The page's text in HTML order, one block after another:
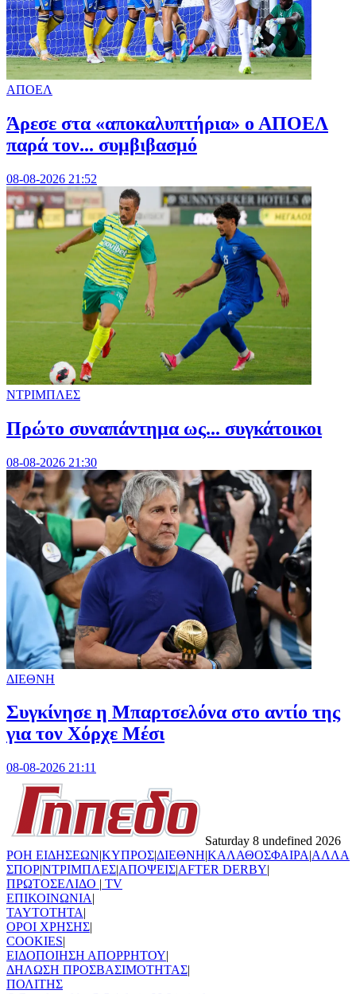
ΑΠΟΕΛ
Άρεσε στα «αποκαλυπτήρια» ο ΑΠΟΕΛ
παρά τον... συμβιβασμό
08-08-2026 21:52
ΝΤΡΙΜΠΛΕΣ
Πρώτο συναπάντημα ως... συγκάτοικοι
08-08-2026 21:30
ΔΙΕΘΝΗ
Συγκίνησε η Μπαρτσελόνα στο αντίο της
για τον Χόρχε Μέσι
08-08-2026 21:11
Saturday 8 undefined 2026
ΡΟΗ ΕΙΔΗΣΕΩΝ|ΚΥΠΡΟΣ|ΔΙΕΘΝΗ|ΚΑΛΑΘΟΣΦΑΙΡΑ|ΑΛΛΑ
ΣΠΟΡ|ΝΤΡΙΜΠΛΕΣ|ΑΠΟΨΕΙΣ|AFTER DERBY|
ΠΡΩΤΟΣΕΛΙΔΟ | TV
ΕΠΙΚΟΙΝΩΝΙΑ|
TAYTOTHTA|
ΟΡΟΙ ΧΡΗΣΗΣ|
COOKIES|
ΕΙΔΟΠΟΙΗΣΗ ΑΠΟΡΡΗΤΟΥ|
ΔΗΛΩΣΗ ΠΡΟΣΒΑΣΙΜΟΤΗΤΑΣ|
ΠΟΛΙΤΗΣ